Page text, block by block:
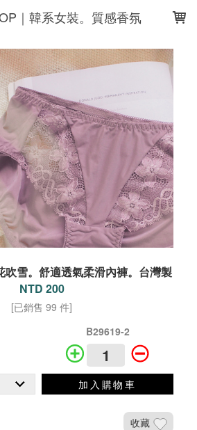
｜韓系女裝。質感香氛
吹雪。舒適透氣柔滑內褲。台灣製
NTD 200
[已銷售 99 件]
B29619-2
加入購物車
收藏